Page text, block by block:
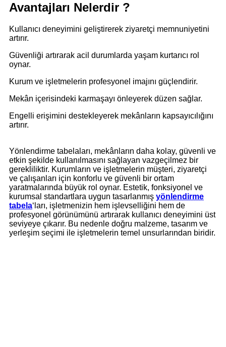
Avantajları Nelerdir ?
Kullanıcı deneyimini geliştirerek ziyaretçi memnuniyetini
artırır.
Güvenliği artırarak acil durumlarda yaşam kurtarıcı rol
oynar.
Kurum ve işletmelerin profesyonel imajını güçlendirir.
Mekân içerisindeki karmaşayı önleyerek düzen sağlar.
Engelli erişimini destekleyerek mekânların kapsayıcılığını
artırır.
Yönlendirme tabelaları, mekânların daha kolay, güvenli ve
etkin şekilde kullanılmasını sağlayan vazgeçilmez bir
gerekliliktir. Kurumların ve işletmelerin müşteri, ziyaretçi
ve çalışanları için konforlu ve güvenli bir ortam
yaratmalarında büyük rol oynar. Estetik, fonksiyonel ve
kurumsal standartlara uygun tasarlanmış yönlendirme
tabela‘ları, işletmenizin hem işlevselliğini hem de
profesyonel görünümünü artırarak kullanıcı deneyimini üst
seviyeye çıkarır. Bu nedenle doğru malzeme, tasarım ve
yerleşim seçimi ile işletmelerin temel unsurlarından biridir.